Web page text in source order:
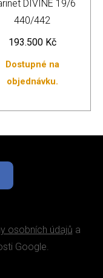
DIVINE 19/6
440/442
193.500 Kč
Dostupné na
objednávku.
osobních údajů a
Google.